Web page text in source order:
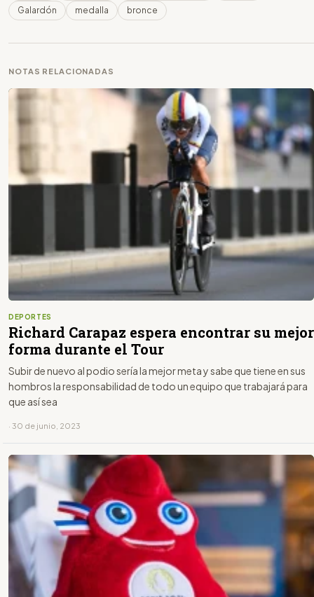
Galardón
medalla bronce
NOTAS RELACIONADAS
DEPORTES
Richard Carapaz espera encontrar su mejor
forma durante el Tour
Subir de nuevo al podio sería la mejor meta y sabe que tiene en sus
hombros la responsabilidad de todo un equipo que trabajará para
que así sea
· 30 de junio, 2023